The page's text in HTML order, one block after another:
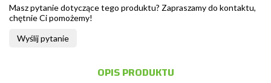
Masz pytanie dotyczące tego produktu? Zapraszamy do kontaktu,
chętnie Ci pomożemy!
Wyślij pytanie
OPIS PRODUKTU